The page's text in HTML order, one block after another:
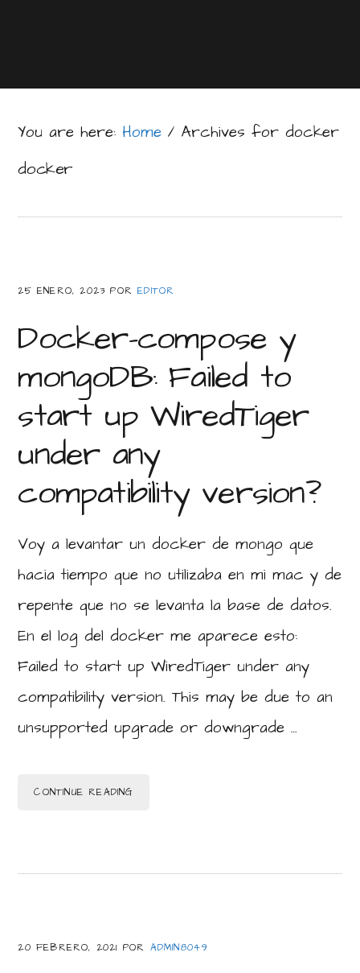
You are here:Home / Archives for docker
docker
25 ENERO, 2023 POREDITOR
Docker-compose y
mongoDB: Failed to
start up WiredTiger
under any
compatibility version?
Voy a levantar un docker de mongo que
hacia tiempo que no utilizaba en mi mac y de
repente que no se levanta la base de datos.
En el log del docker me aparece esto:
Failed to start up WiredTiger under any
compatibility version. This may be due to an
unsupported upgrade or downgrade …
CONTINUE READING
20 FEBRERO, 2021 POR ADMIN8049